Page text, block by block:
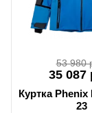
53 980
35 087
Куртка Phenix
23